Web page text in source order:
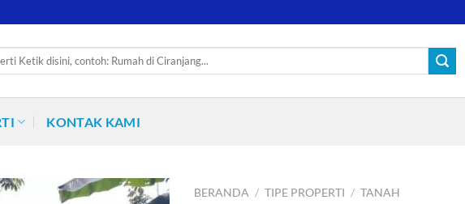
KONTAK KAMI
BERANDA / TIPE PROPERTI / TANAH